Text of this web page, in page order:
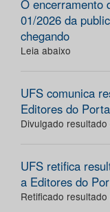
O encerramento
01/2026 da
chegando
Leia abaixo
UFS comunica
Editores do
Divulgado
UFS retifica
a Editores do
Retificado resultado